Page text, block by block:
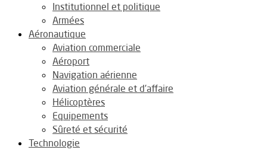
Institutionnel et politique
Armées
Aéronautique
Aviation commerciale
Aéroport
Navigation aérienne
Aviation générale et d’affaire
Hélicoptères
Equipements
Sûreté et sécurité
Technologie